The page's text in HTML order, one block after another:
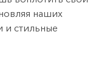
наших
и стильные